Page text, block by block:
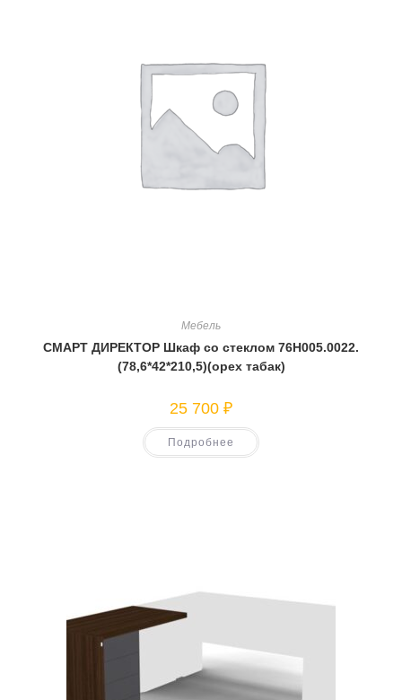
Мебель
СМАРТ ДИРЕКТОР Шкаф со стеклом 76Н005.0022.
(78,6*42*210,5)(орех табак)
25 700 ₽
Подробнее